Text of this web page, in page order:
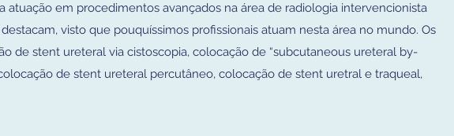
atuação em procedimentos avançados na área de radiologia intervencionista
visto que pouquíssimos profissionais atuam nesta área no mundo. Os
de stent ureteral via cistoscopia, colocação de “subcutaneous ureteral by-
de stent ureteral percutâneo, colocação de stent uretral e traqueal,